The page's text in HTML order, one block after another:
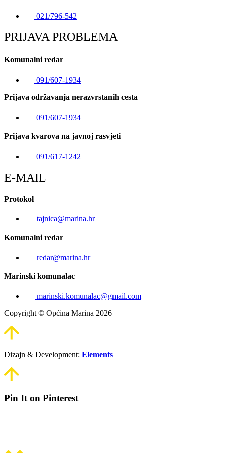
021/796-542
PRIJAVA PROBLEMA
Komunalni redar
091/607-1934
Prijava održavanja nerazvrstanih cesta
091/607-1934
Prijava kvarova na javnoj rasvjeti
091/617-1242
E-MAIL
Protokol
tajnica@marina.hr
Komunalni redar
redar@marina.hr
Marinski komunalac
marinski.komunalac@gmail.com
Copyright © Općina Marina 2026
Dizajn & Development: Elements
Pin It on Pinterest